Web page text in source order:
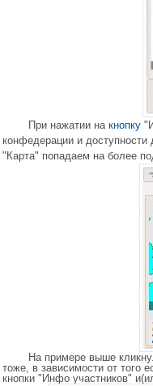
При нажатии на кнопку
конфедерации и доступности
"Карта" попадаем на более
На примере выше
тоже, в зависимости от того
кнопки "Инфо участников"